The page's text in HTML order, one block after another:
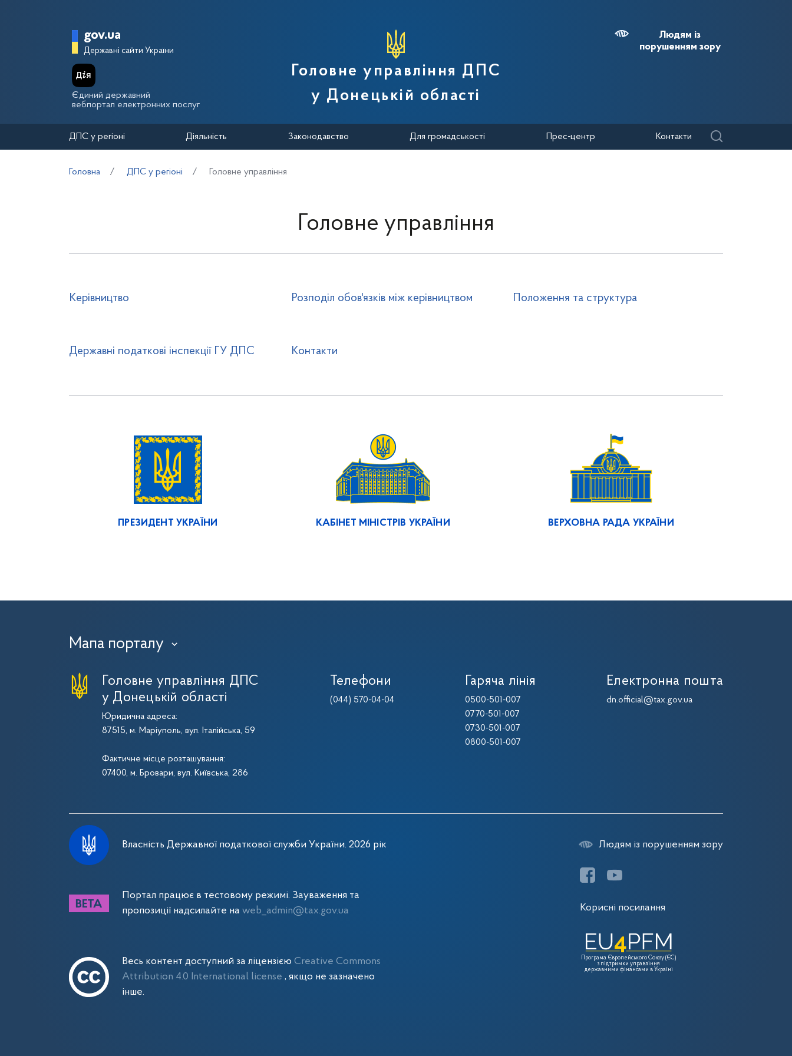
Головна сторінка Державної податкової служби України
gov.ua
Державні сайти України
Єдиний державний
вебпортал електронних послуг
Головне управління ДПС
у Донецькій області
Людям із
порушенням зору
ДПС у регіоні Діяльність Законодавство Для громадськості Прес-центр Контакти
Головна ДПС у регіоні Головне управління
Головне управління
Керівництво Розподіл обов'язків між керівництвом Положення та структура
Державні податкові інспекції ГУ ДПС Контакти
ПРЕЗИДЕНТ УКРАЇНИ КАБІНЕТ МІНІСТРІВ УКРАЇНИ ВЕРХОВНА РАДА УКРАЇНИ
Мапа порталу ›
Головне управління ДПС
у Донецькій області
Юридична адреса:
87515, м. Маріуполь, вул. Італійська, 59
Фактичне місце розташування:
07400, м. Бровари, вул. Київська, 286
Телефони
(044) 570-04-04
Гаряча лінія
0500-501-007
0770-501-007
0730-501-007
0800-501-007
Електронна пошта
dn.official@tax.gov.ua
Власність Державної податкової служби України. 2026 рік
Портал працює в тестовому режимі. Зауваження та
пропозиції надсилайте на web_admin@tax.gov.ua
Весь контент доступний за ліцензією Creative Commons
Attribution 4.0 International license , якщо не зазначено
інше.
Людям із порушенням зору
Корисні посилання
Програма Європейського Союзу (ЄС)
з підтримки управління
державними фінансами в Україні